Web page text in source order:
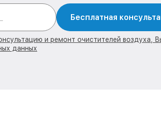
Бесплатная
и ремонт очистителей воздуха,
данных